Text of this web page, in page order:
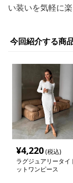
い装いを気軽に
今回紹介する商
¥4,220(税込)
ラグジュアリータイ
ットワンピース